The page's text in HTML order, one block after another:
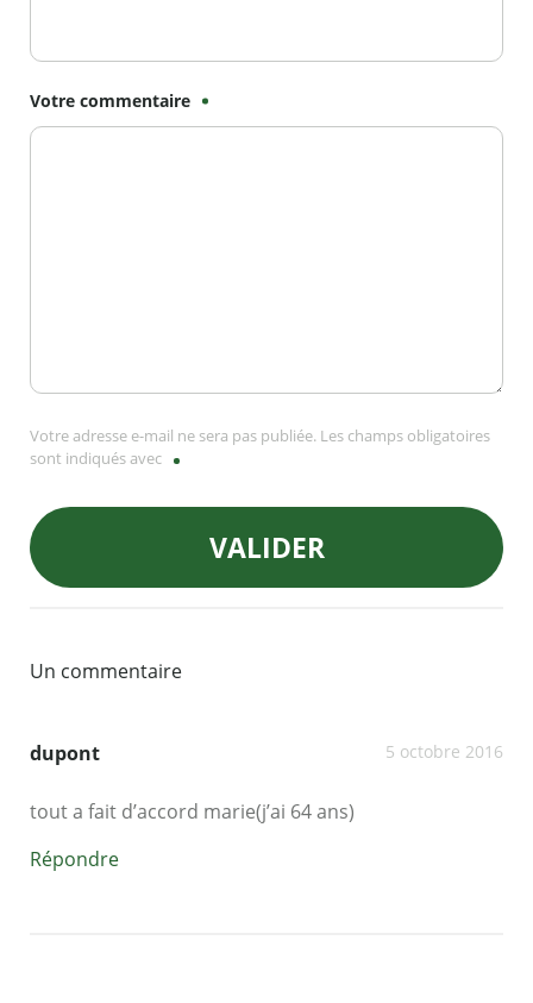
Votre commentaire
Votre adresse e-mail ne sera pas publiée. Les champs obligatoires
sont indiqués avec
VALIDER
Un commentaire
dupont 5 octobre 2016
tout a fait d’accord marie(j’ai 64 ans)
Répondre